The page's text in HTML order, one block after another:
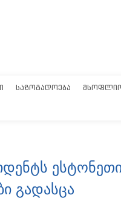
ᲡᲐᲖᲝᲒᲐᲓᲝᲔᲑᲐ
გადასცა